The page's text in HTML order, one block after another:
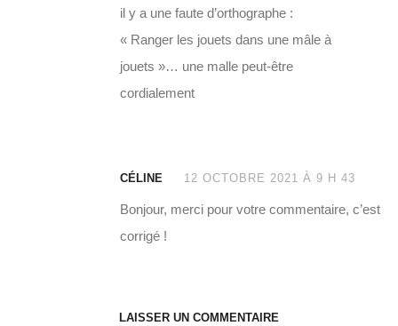
il y a une faute d’orthographe :
« Ranger les jouets dans une mâle à
jouets »… une malle peut-être
cordialement
CÉLINE 12 OCTOBRE 2021 À 9 H 43
Bonjour, merci pour votre commentaire, c’est
corrigé !
LAISSER UN COMMENTAIRE